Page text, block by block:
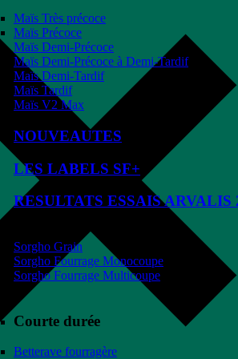
Maïs Très précoce
Maïs Précoce
Maïs Demi-Précoce
Maïs Demi-Précoce à Demi-Tardif
Maïs Demi-Tardif
Maïs Tardif
Maïs V2 Max
NOUVEAUTES
LES LABELS SF+
RESULTATS ESSAIS ARVALIS
Sorgho Grain
Sorgho Fourrage Monocoupe
Sorgho Fourrage Multicoupe
Courte durée
Betterave fourragère